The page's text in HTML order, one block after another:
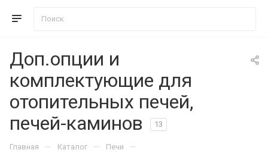
Доп.опции и
комплектующие для
отопительных печей,
печей-каминов
13
Главная — Каталог — Печи —